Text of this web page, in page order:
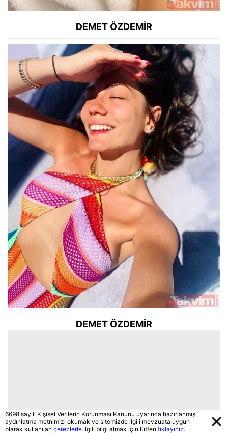
DEMET ÖZDEMİR
DEMET ÖZDEMİR
6698 sayılı Kişisel Verilerin Korunması Kanunu uyarınca hazırlanmış
aydınlatma metnimizi okumak ve sitemizde ilgili mevzuata uygun
olarak kullanılan çerezlerle ilgili bilgi almak için lütfen tıklayınız.